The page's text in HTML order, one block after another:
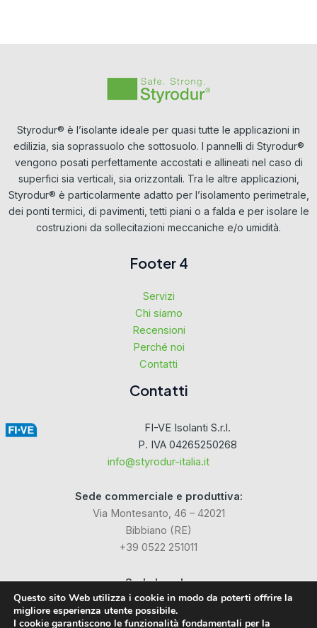
Styrodur® è l’isolante ideale per quasi tutte le applicazioni in
edilizia, sia soprassuolo che sottosuolo. I pannelli di Styrodur®
vengono posati perfettamente accostati e allineati nel caso di
superfici sia verticali, sia orizzontali. Tra le altre applicazioni,
Styrodur® è particolarmente adatto per l’isolamento perimetrale,
dei ponti termici, di pavimenti, tetti piani o a falda e per isolare le
costruzioni da sollecitazioni meccaniche e/o umidità.
Footer 4
Servizi
Chi siamo
Recensioni
Perché noi
Contatti
Contatti
FI-VE Isolanti S.r.l.
P. IVA 04265250268
info@styrodur-italia.it
Sede commerciale e produttiva:
Via Montesanto, 46 – 42021
Bibbiano (RE)
+39 0522 251011
Sede Legale:
Via Industriale dell’Isola, 3
24040 Chignolo d’Isola (BG)
Questo sito Web utilizza i cookie in modo da poterti offrire la
migliore esperienza utente possibile.
I cookie garantiscono le funzionalità fondamentali per la